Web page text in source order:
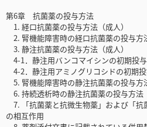
第6章 抗菌薬の投与方法
1. 経口抗菌薬の投与方法（成人）
2. 腎機能障害時の経口抗菌薬の投与方
3. 静注抗菌薬の投与方法（成人）
4-1．静注用バンコマイシンの初期投
4-2．静注用アミノグリコシドの初期
5. 腎機能障害時の静注抗菌薬の投与方
6. 持続透析時の静注抗菌薬の投与方法
7. 「抗菌薬と抗微生物薬」および「抗
の相互作用